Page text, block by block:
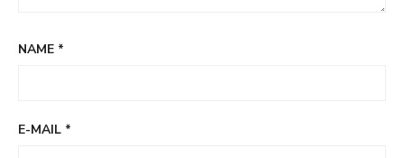
NAME *
E-MAIL *